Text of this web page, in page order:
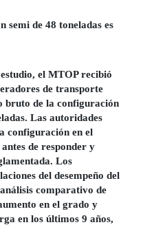
semi de 48 toneladas es
el MTOP recibió
de transporte
bruto de la configuración
Las autoridades
configuración en el
de responder y
Los
del desempeño del
comparativo de
en el grado y
en los últimos 9 años,